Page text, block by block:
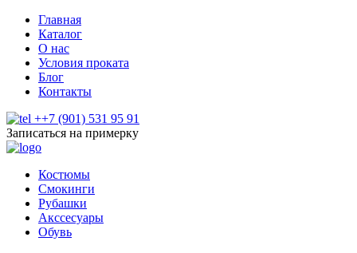
Главная
Каталог
О нас
Условия проката
Блог
Контакты
++7 (901) 531 95 91
Записаться на примерку
Костюмы
Смокинги
Рубашки
Акссесуары
Обувь